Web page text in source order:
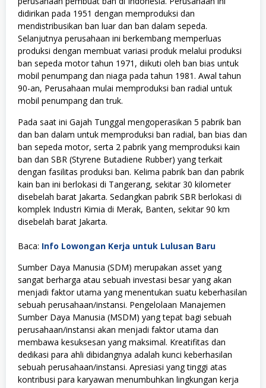
didirikan pada 1951 dengan memproduksi dan
mendistribusikan ban luar dan ban dalam sepeda.
Selanjutnya perusahaan ini berkembang memperluas
produksi dengan membuat variasi produk melalui produksi
ban sepeda motor tahun 1971, diikuti oleh ban bias untuk
mobil penumpang dan niaga pada tahun 1981. Awal tahun
90-an, Perusahaan mulai memproduksi ban radial untuk
mobil penumpang dan truk.
Pada saat ini Gajah Tunggal mengoperasikan 5 pabrik ban
dan ban dalam untuk memproduksi ban radial, ban bias dan
ban sepeda motor, serta 2 pabrik yang memproduksi kain
ban dan SBR (Styrene Butadiene Rubber) yang terkait
dengan fasilitas produksi ban. Kelima pabrik ban dan pabrik
kain ban ini berlokasi di Tangerang, sekitar 30 kilometer
disebelah barat Jakarta. Sedangkan pabrik SBR berlokasi di
komplek Industri Kimia di Merak, Banten, sekitar 90 km
disebelah barat Jakarta.
Baca: Info Lowongan Kerja untuk Lulusan Baru
Sumber Daya Manusia (SDM) merupakan asset yang
sangat berharga atau sebuah investasi besar yang akan
menjadi faktor utama yang menentukan suatu keberhasilan
sebuah perusahaan/instansi. Pengelolaan Manajemen
Sumber Daya Manusia (MSDM) yang tepat bagi sebuah
perusahaan/instansi akan menjadi faktor utama dan
membawa kesuksesan yang maksimal. Kreatifitas dan
dedikasi para ahli dibidangnya adalah kunci keberhasilan
sebuah perusahaan/instansi. Apresiasi yang tinggi atas
kontribusi para karyawan menumbuhkan lingkungan kerja